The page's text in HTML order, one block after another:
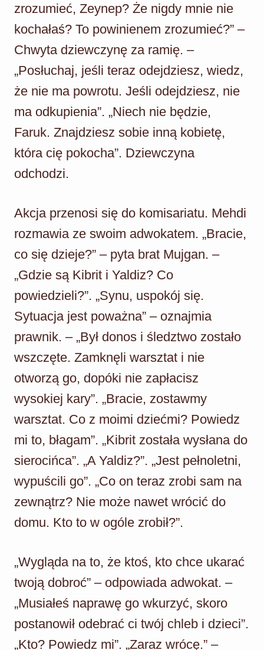
zrozumieć, Zeynep? Że nigdy mnie nie
kochałaś? To powinienem zrozumieć?” –
Chwyta dziewczynę za ramię. –
„Posłuchaj, jeśli teraz odejdziesz, wiedz,
że nie ma powrotu. Jeśli odejdziesz, nie
ma odkupienia”. „Niech nie będzie,
Faruk. Znajdziesz sobie inną kobietę,
która cię pokocha”. Dziewczyna
odchodzi.
Akcja przenosi się do komisariatu. Mehdi
rozmawia ze swoim adwokatem. „Bracie,
co się dzieje?” – pyta brat Mujgan. –
„Gdzie są Kibrit i Yaldiz? Co
powiedzieli?”. „Synu, uspokój się.
Sytuacja jest poważna” – oznajmia
prawnik. – „Był donos i śledztwo zostało
wszczęte. Zamknęli warsztat i nie
otworzą go, dopóki nie zapłacisz
wysokiej kary”. „Bracie, zostawmy
warsztat. Co z moimi dziećmi? Powiedz
mi to, błagam”. „Kibrit została wysłana do
sierocińca”. „A Yaldiz?”. „Jest pełnoletni,
wypuścili go”. „Co on teraz zrobi sam na
zewnątrz? Nie może nawet wrócić do
domu. Kto to w ogóle zrobił?”.
„Wygląda na to, że ktoś, kto chce ukarać
twoją dobroć” – odpowiada adwokat. –
„Musiałeś naprawę go wkurzyć, skoro
postanowił odebrać ci twój chleb i dzieci”.
„Kto? Powiedz mi”. „Zaraz wrócę.” –